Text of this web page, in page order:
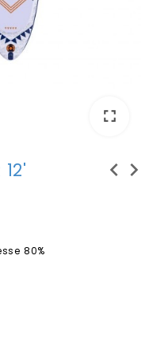
fullscreen
chevron_left chevron_right
80%